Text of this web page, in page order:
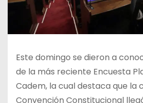
Este domingo se dieron a
de la más reciente Encuesta
Cadem, la cual destaca que la
Convención Constitucional